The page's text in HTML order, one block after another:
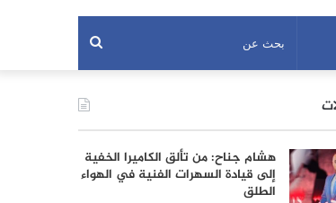
بحث
عن
هشام جناح: من تألق الكاميرا الخفية
إلى قيادة السهرات الفنية في الهواء
الطلق